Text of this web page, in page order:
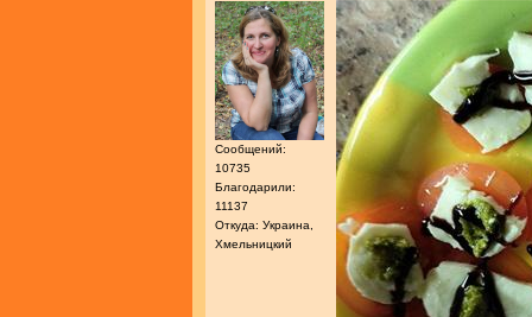
Сообщений:
10735
Благодарили:
11137
Откуда: Украина,
Хмельницкий